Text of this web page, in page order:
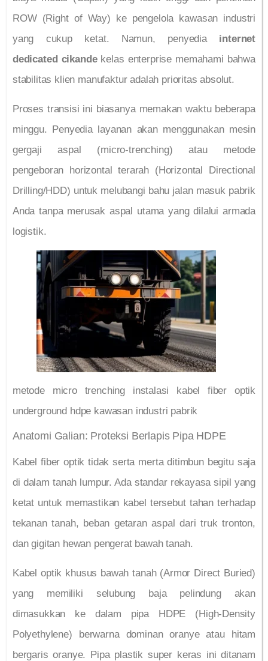
ROW (Right of Way) ke pengelola kawasan industri
yang cukup ketat. Namun, penyedia internet
dedicated cikandekelas enterprise memahami bahwa
stabilitas klien manufaktur adalah prioritas absolut.
Proses transisi ini biasanya memakan waktu beberapa
minggu. Penyedia layanan akan menggunakan mesin
gergaji aspal (micro-trenching) atau metode
pengeboran horizontal terarah (Horizontal Directional
Drilling/HDD) untuk melubangi bahu jalan masuk pabrik
Anda tanpa merusak aspal utama yang dilalui armada
logistik.
metode micro trenching instalasi kabel fiber optik
underground hdpe kawasan industri pabrik
Anatomi Galian: Proteksi Berlapis Pipa HDPE
Kabel fiber optik tidak serta merta ditimbun begitu saja
di dalam tanah lumpur. Ada standar rekayasa sipil yang
ketat untuk memastikan kabel tersebut tahan terhadap
tekanan tanah, beban getaran aspal dari truk tronton,
dan gigitan hewan pengerat bawah tanah.
Kabel optik khusus bawah tanah (Armor Direct Buried)
yang memiliki selubung baja pelindung akan
dimasukkan ke dalam pipa HDPE (High-Density
Polyethylene) berwarna dominan oranye atau hitam
bergaris oranye. Pipa plastik super keras ini ditanam